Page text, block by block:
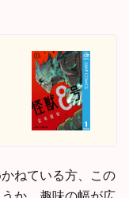
ねている方、この